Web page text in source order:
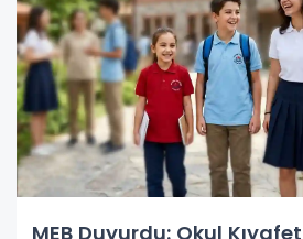
MEB Duyurdu: Okul